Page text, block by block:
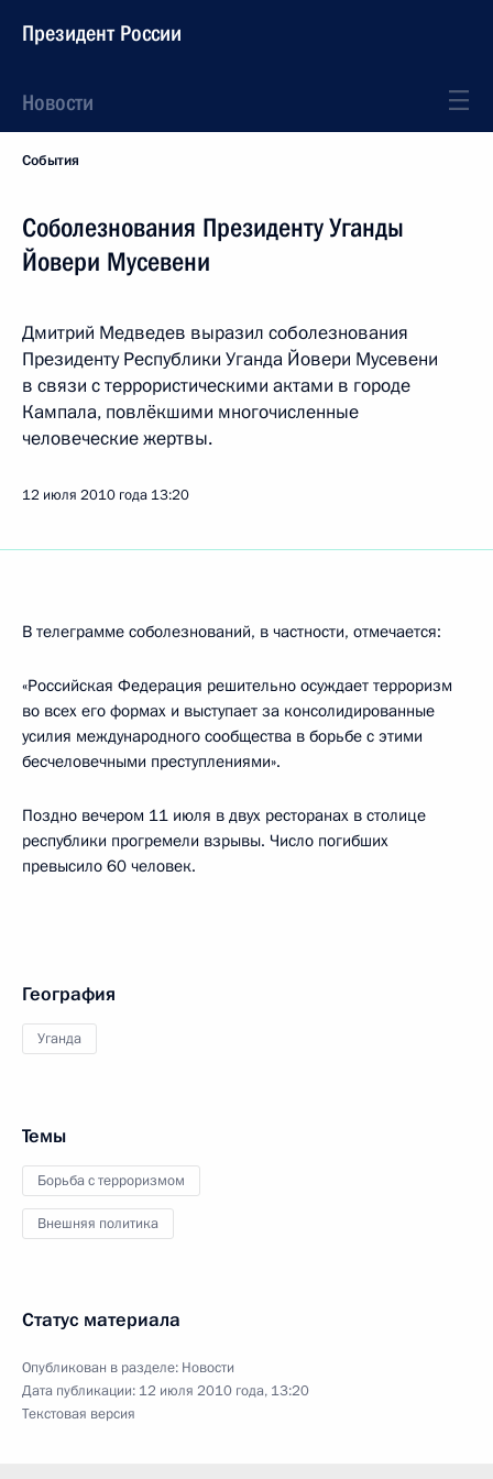
Президент России
Новости
События
Соболезнования Президенту Уганды
Йовери Мусевени
Дмитрий Медведев выразил соболезнования
Президенту Республики Уганда Йовери Мусевени
в связи с террористическими актами в городе
Кампала, повлёкшими многочисленные
человеческие жертвы.
12 июля 2010 года 13:20
В телеграмме соболезнований, в частности, отмечается:
«Российская Федерация решительно осуждает терроризм
во всех его формах и выступает за консолидированные
усилия международного сообщества в борьбе с этими
бесчеловечными преступлениями».
Поздно вечером 11 июля в двух ресторанах в столице
республики прогремели взрывы. Число погибших
превысило 60 человек.
География
Уганда
Темы
Борьба с терроризмом
Внешняя политика
Статус материала
Опубликован в разделе: Новости
Дата публикации: 12 июля 2010 года, 13:20
Текстовая версия